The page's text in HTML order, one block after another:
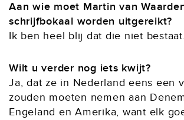
Aan wie moet Martin van
schrijfbokaal worden uitgereikt?
Ik ben heel blij dat die niet bestaat.
Wilt u verder nog iets kwijt?
Ja, dat ze in Nederland eens een
zouden moeten nemen aan
Engeland en Amerika, want elk